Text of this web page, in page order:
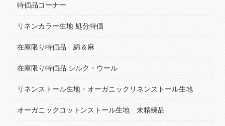
特価品コーナー
リネンカラー生地 処分特価
在庫限り特価品 綿＆麻
在庫限り特価品 シルク・ウール
リネンストール生地・オーガニックリネンストール生地
オーガニックコットンストール生地 未精練品